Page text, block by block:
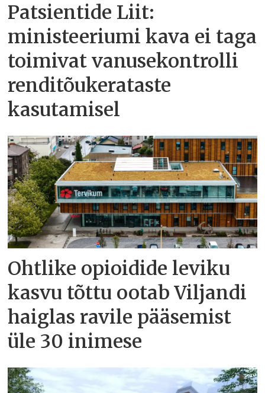
Patsientide Liit:
ministeeriumi kava ei taga
toimivat vanusekontrolli
renditõukerataste
kasutamisel
Ohtlike opioidide leviku
kasvu tõttu ootab Viljandi
haiglas ravile pääsemist
üle 30 inimese